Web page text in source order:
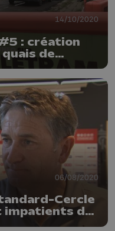
14/10/2020
: création
de
06/08/2020
Cercle
impatients de